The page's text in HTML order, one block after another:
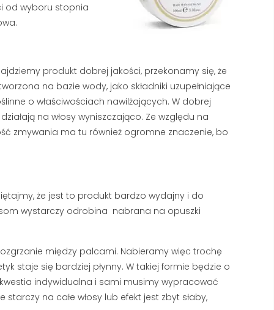
od wyboru stopnia
produkt dobrej jakości, przekonamy się, że
na bazie wody, jako składniki uzupełniające
o właściwościach nawilżających. W dobrej
na włosy wyniszczająco. Ze względu na
zmywania ma tu również ogromne znaczenie, bo
że jest to produkt bardzo wydajny i do
wystarczy odrobina nabrana na opuszki
między palcami. Nabieramy więc trochę
staje się bardziej płynny. W takiej formie będzie o
indywidualna i sami musimy wypracować
na całe włosy lub efekt jest zbyt słaby,